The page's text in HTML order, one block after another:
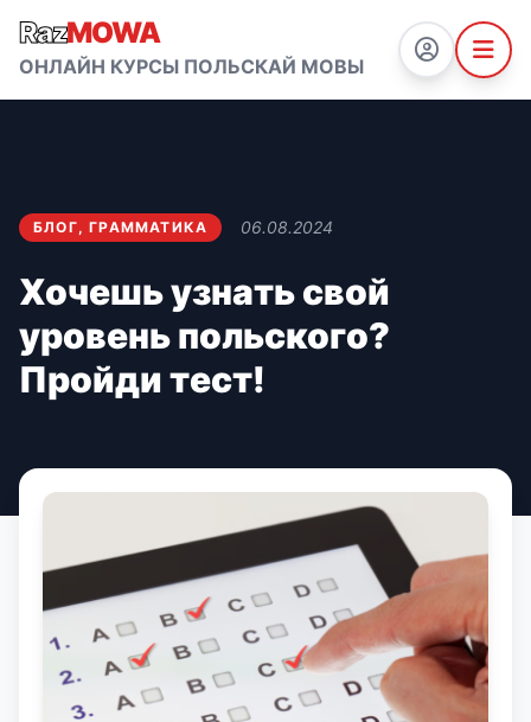
RazMOWA
ОНЛАЙН КУРСЫ ПОЛЬСКАЙ МОВЫ
БЛОГ,ГРАММАТИКА 06.08.2024
Хочешь узнать свой
уровень польского?
Пройди тест!